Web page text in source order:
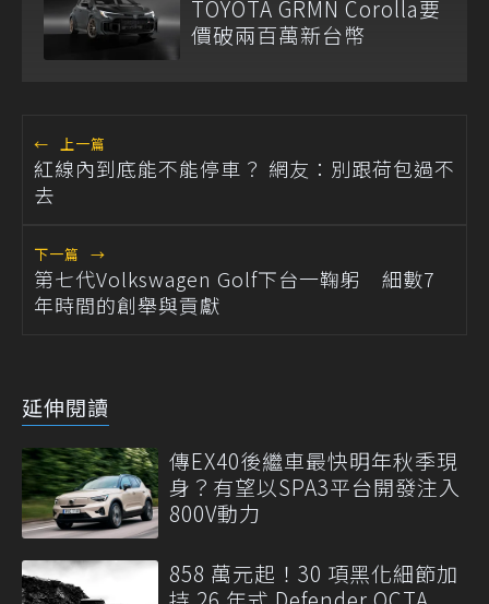
TOYOTA GRMN Corolla要
價破兩百萬新台幣
← 上一篇
紅線內到底能不能停車？ 網友：別跟荷包過不
去
下一篇 →
第七代Volkswagen Golf下台一鞠躬 細數7
年時間的創舉與貢獻
延伸閱讀
傳EX40後繼車最快明年秋季現
身？有望以SPA3平台開發注入
800V動力
858 萬元起！30 項黑化細節加